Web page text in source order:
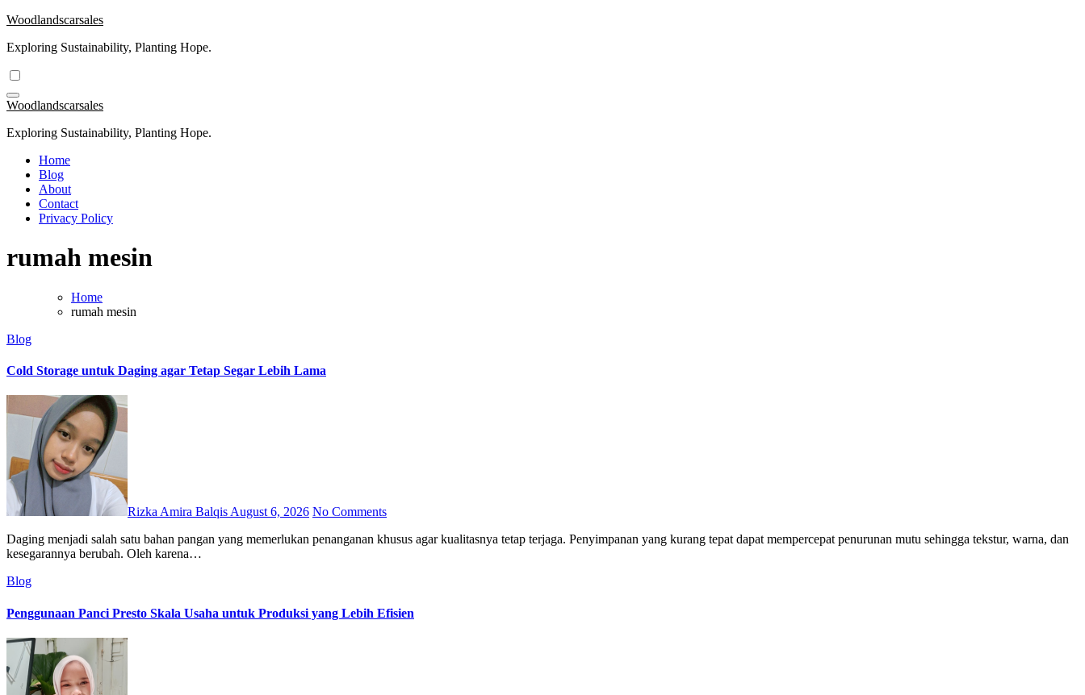
Skip
content
Woodlandscarsales
Exploring Sustainability, Planting Hope.
Woodlandscarsales
Exploring Sustainability, Planting Hope.
Home
Blog
About
Contact
Privacy Policy
rumah mesin
Home
rumah mesin
Blog
Cold Storage untuk Daging agar Tetap Segar Lebih Lama
Rizka Amira BalqisAugust 6, 2026 No Comments
Daging menjadi salah satu bahan pangan yang memerlukan penanganan khusus agar kualitasnya tetap terjaga. Penyimpanan yang kurang tepat dapat mempercepat penurunan mutu sehingga tekstur, warna, dan
kesegarannya berubah. Oleh karena…
Blog
Penggunaan Panci Presto Skala Usaha untuk Produksi yang Lebih Efisien